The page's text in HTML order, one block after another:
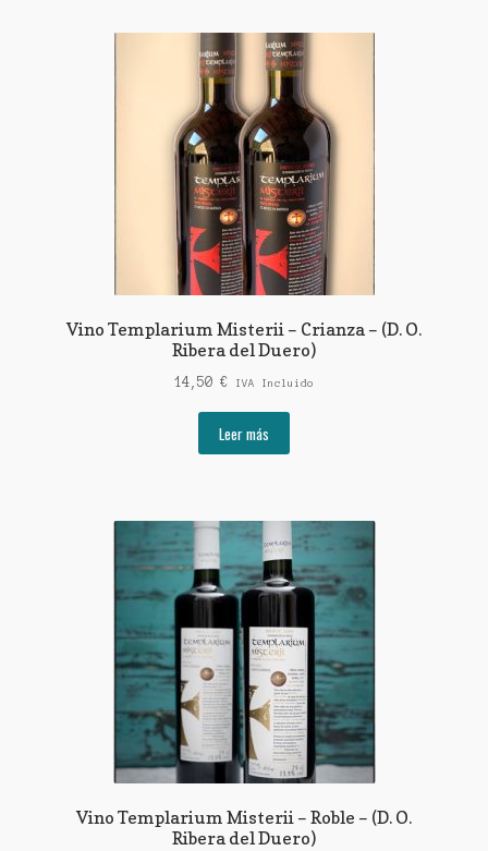
Vino Templarium Misterii – Crianza – (D. O.
Ribera del Duero)
14,50 € IVA Incluido
Leer más
Vino Templarium Misterii – Roble – (D. O.
Ribera del Duero)